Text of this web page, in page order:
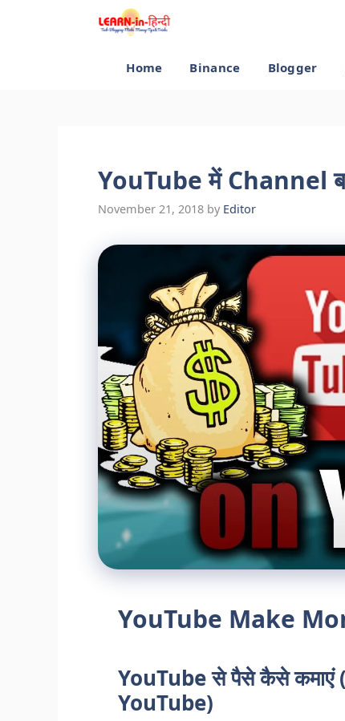
Home Binance Blogger
YouTube में Channel
November 21, 2018 by Editor
YouTube Make
YouTube से पैसे कैसे
YouTube)